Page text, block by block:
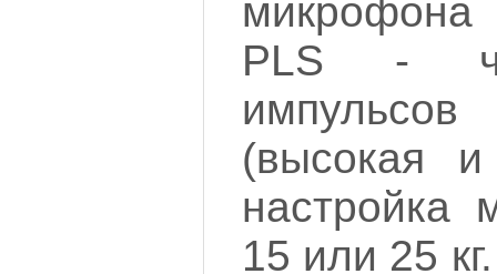
PLS -
(высокая
настройка
15 или 25